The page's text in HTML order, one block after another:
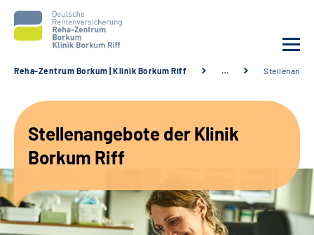
Unsere Angebote
Karriere
Reha-Zentrum Borkum | Klinik Borkum Riff …
Stellenangebote der Klinik
Borkum Riff